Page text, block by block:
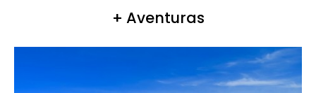
+ Aventuras